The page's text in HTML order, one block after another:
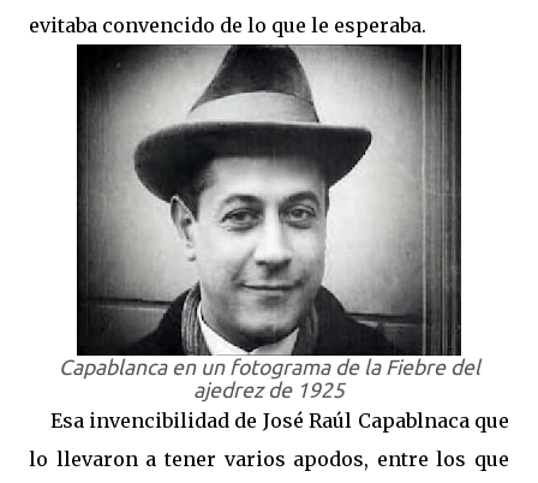
evitaba convencido de lo que le esperaba.
Capablanca en un fotograma de la Fiebre del
ajedrez de 1925
Esa invencibilidad de José Raúl Capablnaca que
lo llevaron a tener varios apodos, entre los que